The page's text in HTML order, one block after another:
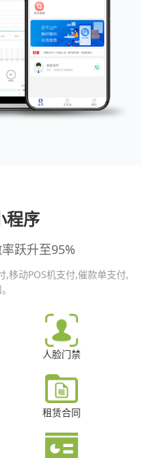
程序
跃升至95%
,移动POS机支付,催款单支付,
人脸门禁
租赁合同